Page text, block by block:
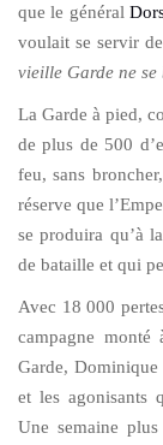
que le général
voulait se servir
vieille Garde ne
La Garde à pied,
de plus de 500
feu, sans
réserve que
se produira qu’à
de bataille et qui
Avec 18 000
campagne
Garde,
et les agonisants
Une semaine